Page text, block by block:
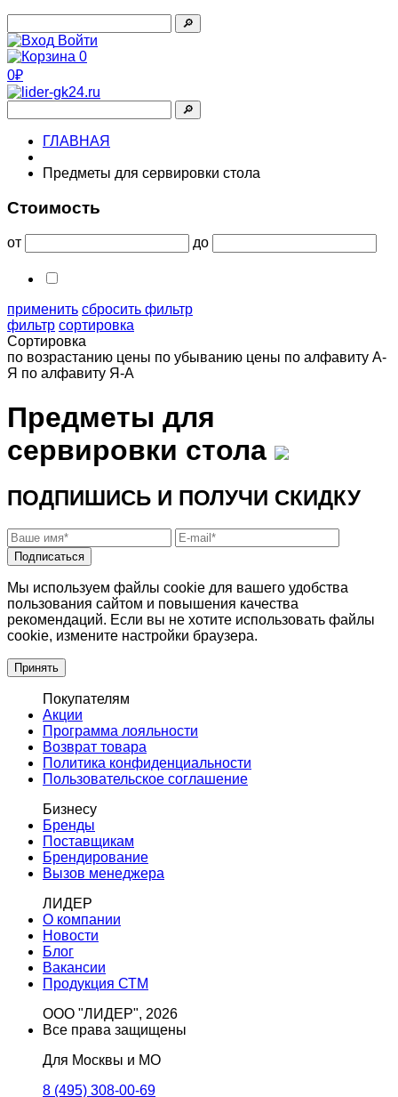
🔎︎
Войти
0
0₽
🔎︎
ГЛАВНАЯ
Предметы для сервировки стола
Стоимость
от до
применить сбросить фильтр
фильтр сортировка
Сортировка
по возрастанию цены по убыванию цены по алфавиту А-
Я по алфавиту Я-А
Предметы для
сервировки стола
ПОДПИШИСЬ И ПОЛУЧИ СКИДКУ
Подписаться
Мы используем файлы cookie для вашего удобства
пользования сайтом и повышения качества
рекомендаций. Если вы не хотите использовать файлы
cookie, измените настройки браузера.
Принять
Покупателям
Акции
Программа лояльности
Возврат товара
Политика конфиденциальности
Пользовательское соглашение
Бизнесу
Бренды
Поставщикам
Брендирование
Вызов менеджера
ЛИДЕР
О компании
Новости
Блог
Вакансии
Продукция СТМ
ООО "ЛИДЕР", 2026
Все права защищены
Для Москвы и МО
8 (495) 308-00-69